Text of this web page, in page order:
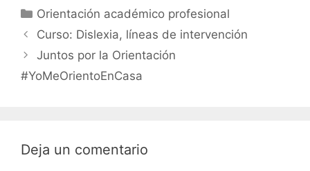
Categorías
Orientación académico profesional
Curso: Dislexia, líneas de intervención
Juntos por la Orientación
#YoMeOrientoEnCasa
Deja un comentario